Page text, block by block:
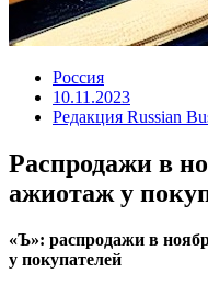
Россия
10.11.2023
Редакция Russian
Распродажи в
ажиотаж у
«Ъ»: распродажи в
у покупателей